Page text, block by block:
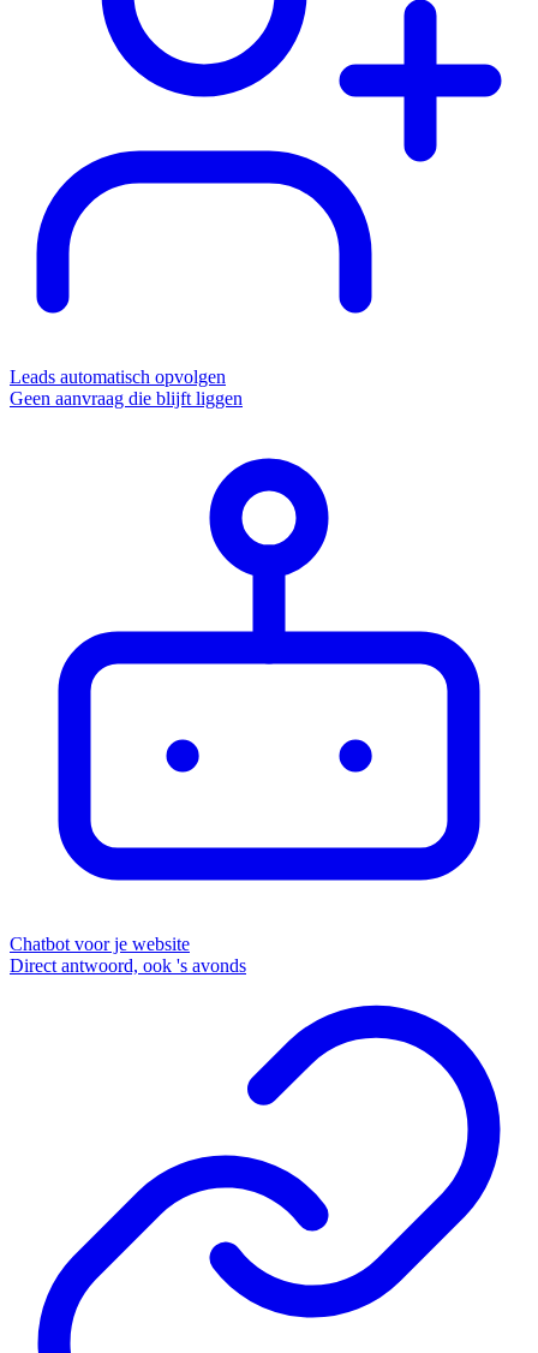
Leads automatisch opvolgen
Geen aanvraag die blijft liggen
Chatbot voor je website
Direct antwoord, ook 's avonds